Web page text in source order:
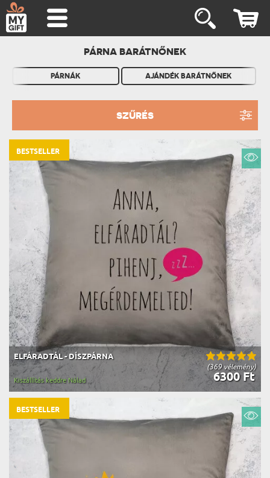
PÁRNA BARÁTNŐNEK
PÁRNÁK AJÁNDÉK BARÁTNŐNEK
SZŰRÉS
(369 vélemény)
ELFÁRADTÁL - DÍSZPÁRNA
6300 Ft
Kiszállítás keddre Nálad
BESTSELLER
BESTSELLER